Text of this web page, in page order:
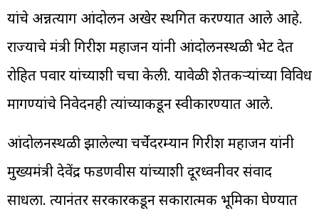
यांचे अन्नत्याग आंदोलन अखेर स्थगित करण्यात आले आहे.
राज्याचे मंत्री गिरीश महाजन यांनी आंदोलनस्थळी भेट देत
रोहित पवार यांच्याशी चर्चा केली. यावेळी शेतकऱ्यांच्या विविध
मागण्यांचे निवेदनही त्यांच्याकडून स्वीकारण्यात आले.
आंदोलनस्थळी झालेल्या चर्चेदरम्यान गिरीश महाजन यांनी
मुख्यमंत्री देवेंद्र फडणवीस यांच्याशी दूरध्वनीवर संवाद
साधला. त्यानंतर सरकारकडून सकारात्मक भूमिका घेण्यात